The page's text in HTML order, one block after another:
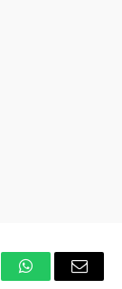
WhatsAppEmail